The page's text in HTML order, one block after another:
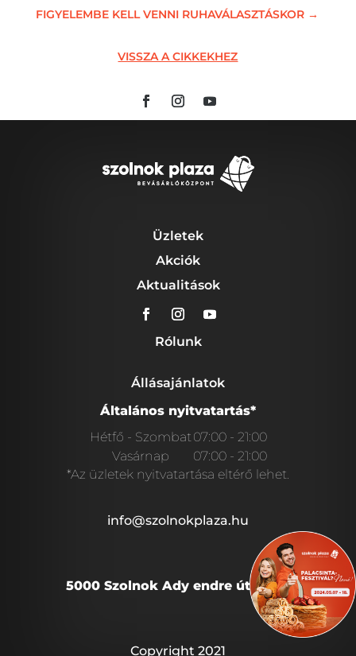
FIGYELEMBE KELL VENNI RUHAVÁLASZTÁSKOR→
VISSZA A CIKKEKHEZ
Üzletek
Akciók
Aktualitások
Rólunk
Állásajánlatok
Általános nyitvatartás*
Hétfő - Szombat 07:00 - 21:00
Vasárnap
07:00 - 21:00
*Az üzletek nyitvatartása eltérő lehet.
info@szolnokplaza.hu
5000 Szolnok Ady endre út 28/A.
Copyright 2021